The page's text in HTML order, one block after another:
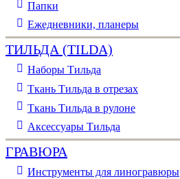
Папки
Ежедневники, планеры
ТИЛЬДА (TILDA)
Наборы Тильда
Ткань Тильда в отрезах
Ткань Тильда в рулоне
Аксессуары Тильда
ГРАВЮРА
Инструменты для линогравюры